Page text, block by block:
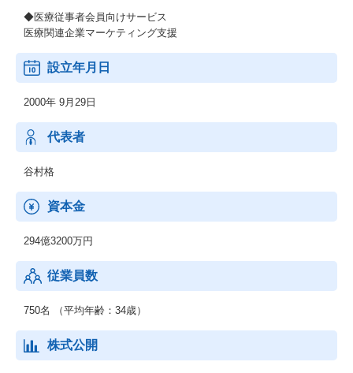
◆医療従事者会員向けサービス
医療関連企業マーケティング支援
設立年月日
2000年 9月29日
代表者
谷村格
資本金
294億3200万円
従業員数
750名 （平均年齢：34歳）
株式公開